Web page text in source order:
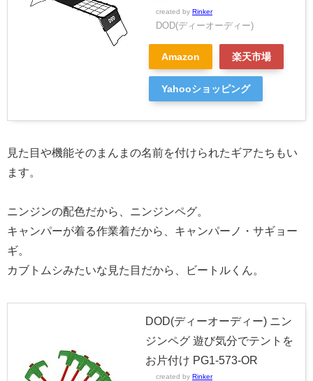
created by Rinker
DOD(ディーオーディー)
Amazon 楽天市場
Yahooショッピング
見た目や機能そのまんまの名前を付けられたギアたちもい
ます。
ニンジンの配色だから、ニンジンペグ。
キャンパーが着る作業着だから、キャンパーノ・サギョー
ギ。
カブトムシみたいな見た目だから、ビートルくん。
DOD(ディーオーディー) ニン
ジンペグ 遊び気分でテントを
お片付け PG1-573-OR
created by Rinker